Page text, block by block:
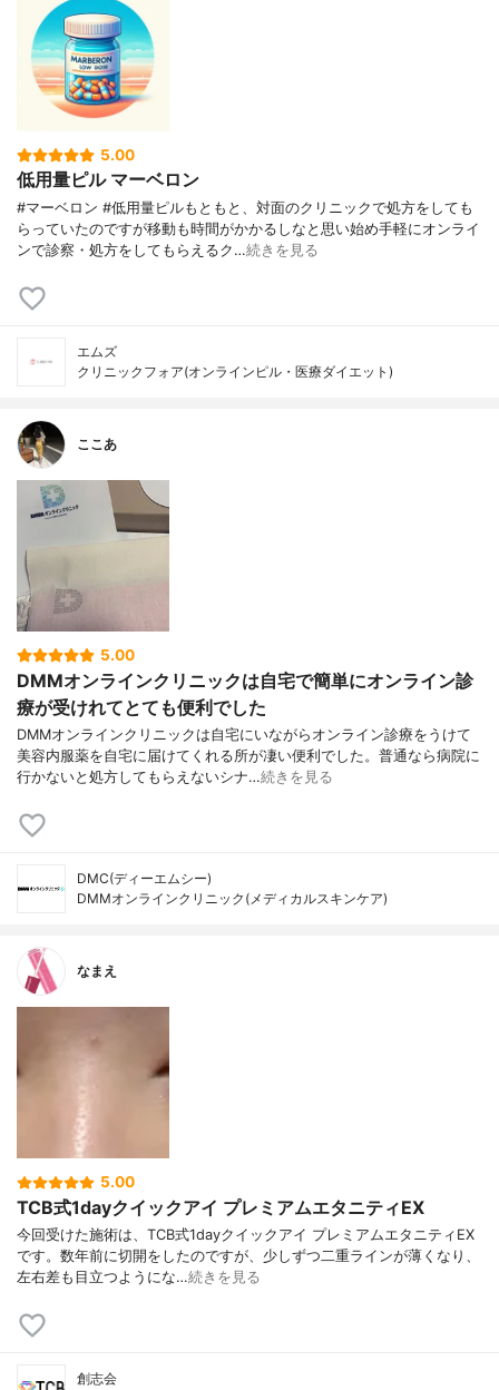
5.00
低用量ピル マーベロン
#マーベロン #低用量ピルもともと、対面のクリニックで処方をしても
らっていたのですが移動も時間がかかるしなと思い始め手軽にオンライ
ンで診察・処方をしてもらえるク…続きを見る
エムズ
クリニックフォア(オンラインピル・医療ダイエット)
ここあ
5.00
DMMオンラインクリニックは自宅で簡単にオンライン診
療が受けれてとても便利でした
DMMオンラインクリニックは自宅にいながらオンライン診療をうけて
美容内服薬を自宅に届けてくれる所が凄い便利でした。普通なら病院に
行かないと処方してもらえないシナ…続きを見る
DMC(ディーエムシー)
DMMオンラインクリニック(メディカルスキンケア)
なまえ
5.00
TCB式1dayクイックアイ プレミアムエタニティEX
今回受けた施術は、TCB式1dayクイックアイ プレミアムエタニティEX
です。数年前に切開をしたのですが、少しずつ二重ラインが薄くなり、
左右差も目立つようにな…続きを見る
創志会